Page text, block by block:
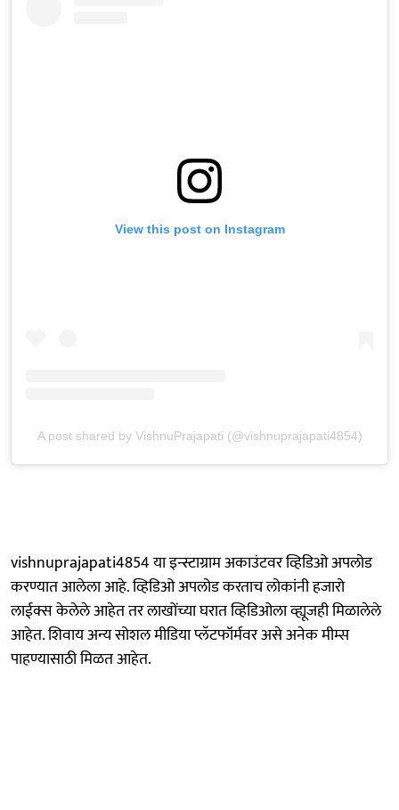
View this post on Instagram
A post shared by VishnuPrajapati (@vishnuprajapati4854)
vishnuprajapati4854 या इन्स्टाग्राम अकाउंटवर व्हिडिओ अपलोड
करण्यात आलेला आहे. व्हिडिओ अपलोड करताच लोकांनी हजारो
लाईक्स केलेले आहेत तर लाखोंच्या घरात व्हिडिओला व्ह्यूजही मिळालेले
आहेत. शिवाय अन्य सोशल मीडिया प्लॅटफॉर्मवर असे अनेक मीम्स
पाहण्यासाठी मिळत आहेत.